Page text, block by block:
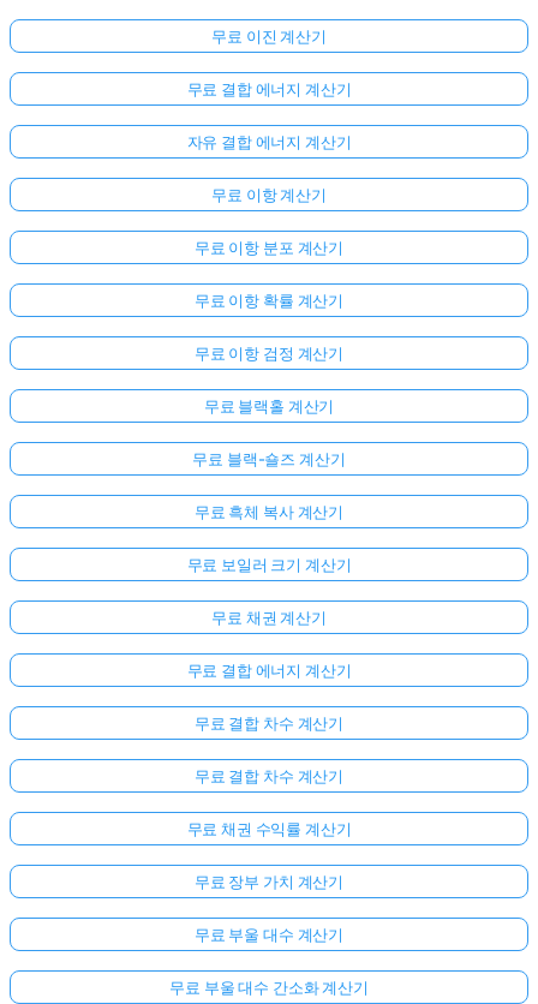
문
이
없
습
다
번
질
하
무료 이진 계산기
무료 결합 에너지 계산기
자유 결합 에너지 계산기
무료 이항 계산기
무료 이항 분포 계산기
무료 이항 확률 계산기
무료 이항 검정 계산기
무료 블랙홀 계산기
무료 블랙-숄즈 계산기
무료 흑체 복사 계산기
무료 보일러 크기 계산기
무료 채권 계산기
무료 결합 에너지 계산기
무료 결합 차수 계산기
무료 결합 차수 계산기
무료 채권 수익률 계산기
무료 장부 가치 계산기
무료 부울 대수 계산기
무료 부울 대수 간소화 계산기